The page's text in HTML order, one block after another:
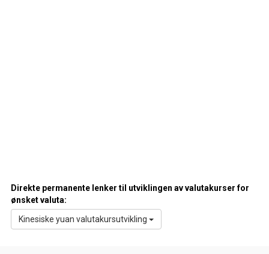
Direkte permanente lenker til utviklingen av valutakurser for
ønsket valuta:
Kinesiske yuan valutakursutvikling